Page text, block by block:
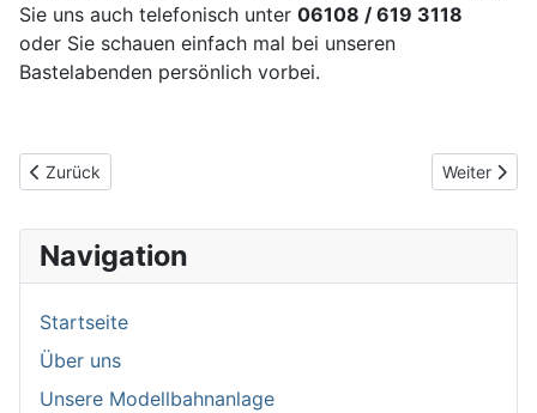
Sie uns auch telefonisch unter 06108 / 619 3118
oder Sie schauen einfach mal bei unseren
Bastelabenden persönlich vorbei.
Vorheriger Beitrag: Satzung
Zurück Nächster
Weiter
Navigation
Startseite
Über uns
Unsere Modellbahnanlage